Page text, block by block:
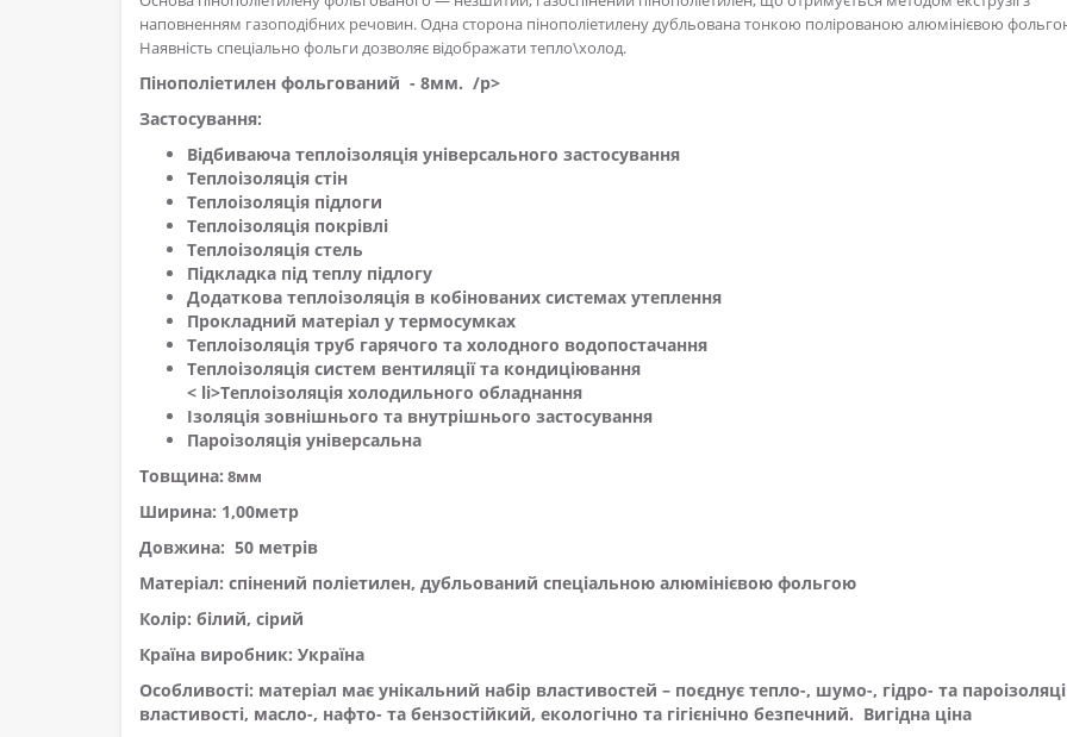
наповненням газоподібних речовин. Одна сторона пінополіетилену дубльована тонкою полірованою алюмінієвою
Наявність спеціально фольги дозволяє відображати тепло\холод.
Пінополіетилен фольгований - 8мм. /p>
Застосування:
Відбиваюча теплоізоляція універсального застосування
Теплоізоляція стін
Теплоізоляція підлоги
Теплоізоляція покрівлі
Теплоізоляція стель
Підкладка під теплу підлогу
Додаткова теплоізоляція в кобінованих системах утеплення
Прокладний матеріал у термосумках
Теплоізоляція труб гарячого та холодного водопостачання
Теплоізоляція систем вентиляції та кондиціювання
< li>Теплоізоляція холодильного обладнання
Ізоляція зовнішнього та внутрішнього застосування
Пароізоляція універсальна
Товщина: 8мм
Ширина: 1,00метр
Довжина: 50 метрів
Матеріал: спінений поліетилен, дубльований спеціальною алюмінієвою фольгою
Колір: білий, сірий
Країна виробник: Україна
Особливості: матеріал має унікальний набір властивостей – поєднує тепло-, шумо-, гідро- та
властивості, масло-, нафто- та бензостійкий, екологічно та гігієнічно безпечний. Вигідна ціна